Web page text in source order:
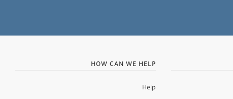
HOW CAN WE HELP
Help